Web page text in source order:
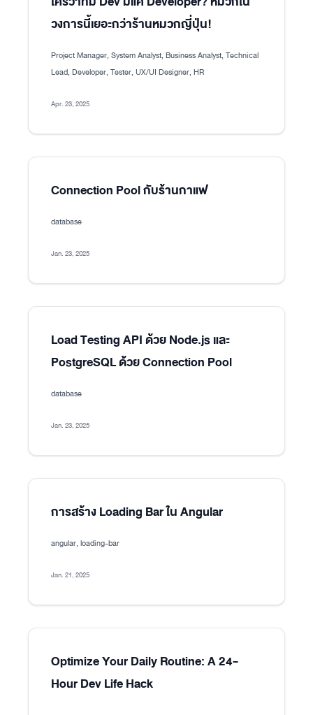
วงการนี้เยอะกว่าร้านหมวกญี่ปุ่น!
Project Manager, System Analyst, Business Analyst, Technical
Lead, Developer, Tester, UX/UI Designer, HR
Apr. 23, 2025
Connection Pool กับร้านกาแฟ
database
Jan. 23, 2025
Load Testing API ด้วย Node.js และ
PostgreSQL ด้วย Connection Pool
database
Jan. 23, 2025
การสร้าง Loading Bar ใน Angular
angular, loading-bar
Jan. 21, 2025
Optimize Your Daily Routine: A 24-
Hour Dev Life Hack